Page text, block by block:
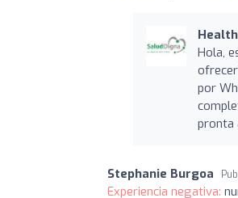
Hola,
por
pronta
Stephanie Burgoa
Experiencia negativa: